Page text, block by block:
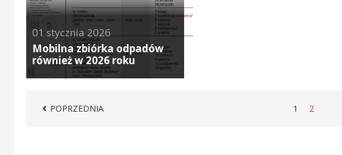
01 stycznia2026
Mobilna zbiórka odpadów
również w 2026 roku
STRONA
POPRZEDNIA STRONA
1 2